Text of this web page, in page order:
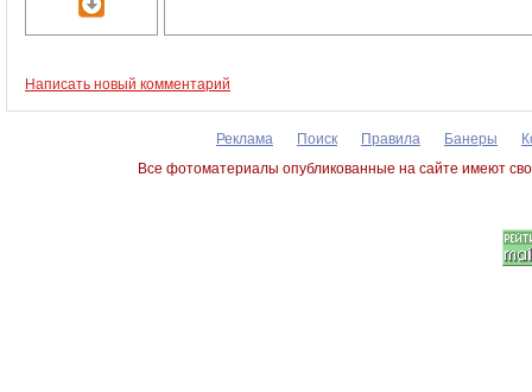
Написать новый комментарий
Реклама Поиск Правила Банеры
Все фотоматериалы опубликованные на сайте имеют